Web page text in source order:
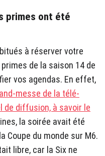
primes ont été
à réserver votre
de la saison 14 de
vos agendas. En effet,
messe de la télé-
de diffusion, à savoir le
la soirée avait été
Coupe du monde sur M6.
libre, car la Six ne